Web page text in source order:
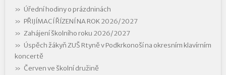
Úřední hodiny o prázdninách
PŘIJÍMACÍ ŘÍZENÍ NA ROK 2026/2027
Zahájení školního roku 2026/2027
Úspěch žákyň ZUŠ Rtyně v Podkrkonoší na okresním klavírním
koncertě
Červen ve školní družině